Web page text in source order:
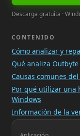
Descarga gratuita ·
CONTENIDO
Cómo analizar y
Qué analiza Outbyte
Causas comunes
Por qué utilizar una
Windows
Información de la